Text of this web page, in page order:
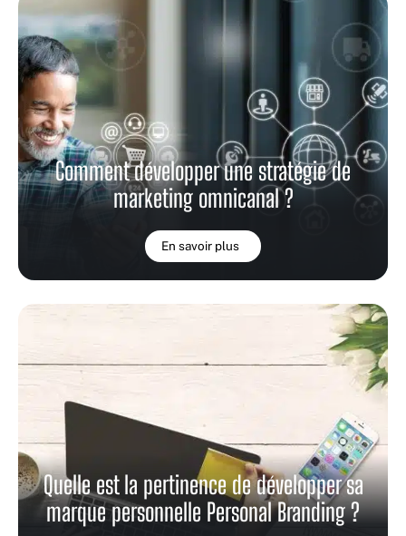
Comment développer une stratégie de
marketing omnicanal ?
En savoir plus
Quelle est la pertinence de développer sa
marque personnelle Personal Branding ?